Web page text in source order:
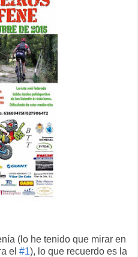
(lo he tenido que mirar en
el #1), lo que recuerdo es la